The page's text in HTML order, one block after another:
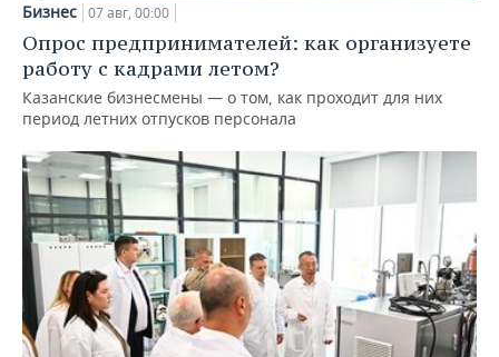
Бизнес 07 авг, 00:00
Опрос предпринимателей: как организуете
работу с кадрами летом?
Казанские бизнесмены — о том, как проходит для них
период летних отпусков персонала